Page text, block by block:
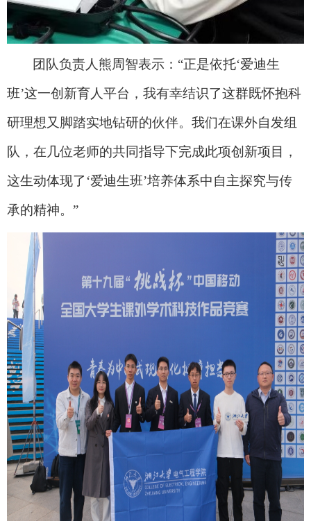
团队负责人熊周智表示： “正是依托‘爱迪生
班’这一创新育人平台，我有幸结识了这群既怀抱科
研理想又脚踏实地钻研的伙伴。我们在课外自发组
队，在几位老师的共同指导下完成此项创新项目，
这生动体现了‘爱迪生班’培养体系中自主探究与传
承的精神。 ”